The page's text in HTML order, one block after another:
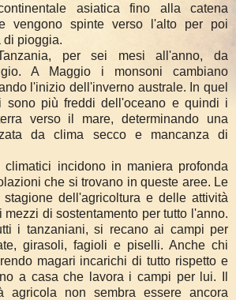
asiatica fino alla catena
vengono spinte verso l'alto per poi
di pioggia.
per sei mesi all'anno, da
A Maggio i monsoni cambiano
l'inizio dell'inverno australe. In quel
sono più freddi dell'oceano e quindi i
verso il mare, determinando una
da clima secco e mancanza di
climatici incidono in maniera profonda
che si trovano in queste aree. Le
dell'agricoltura e delle attività
di sostentamento per tutto l'anno.
i tanzaniani, si recano ai campi per
girasoli, fagioli e piselli. Anche chi
magari incarichi di tutto rispetto e
a casa che lavora i campi per lui. Il
agricola non sembra essere ancora